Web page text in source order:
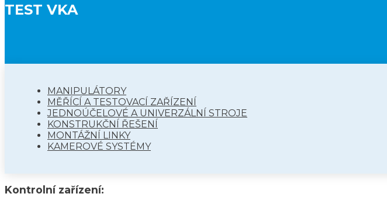
TEST VKA
MANIPULÁTORY
MĚŘÍCÍ A TESTOVACÍ ZAŘÍZENÍ
JEDNOÚČELOVÉ A UNIVERZÁLNÍ STROJE
KONSTRUKČNÍ ŘEŠENÍ
MONTÁŽNÍ LINKY
KAMEROVÉ SYSTÉMY
Kontrolní zařízení: